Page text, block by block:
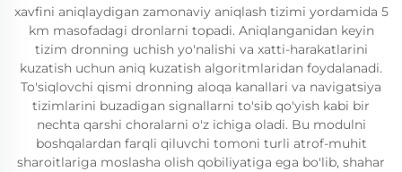
xavfini aniqlaydigan zamonaviy aniqlash tizimi yordamida 5
km masofadagi dronlarni topadi. Aniqlanganidan keyin
tizim dronning uchish yo'nalishi va xatti-harakatlarini
kuzatish uchun aniq kuzatish algoritmlaridan foydalanadi.
To'siqlovchi qismi dronning aloqa kanallari va navigatsiya
tizimlarini buzadigan signallarni to'sib qo'yish kabi bir
nechta qarshi choralarni o'z ichiga oladi. Bu modulni
boshqalardan farqli qiluvchi tomoni turli atrof-muhit
sharoitlariga moslasha olish qobiliyatiga ega bo'lib, shahar